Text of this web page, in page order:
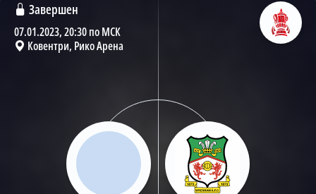
Завершен
07.01.2023, 20:30 по МСК
Ковентри, Рико Арена
Чат
Трансферы
Статистика
Календарь игр
Состав команды